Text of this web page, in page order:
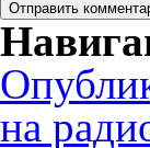
на